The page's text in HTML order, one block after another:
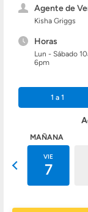
Agente de
Kisha Griggs
Horas
Lun - Sábado
6pm
1 a 1
MAÑANA
VIE
7